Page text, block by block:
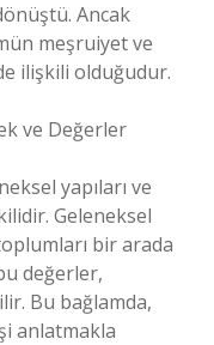
Ancak
meşruiyet ve
ilişkili olduğudur.
ve Değerler
yapıları ve
Geleneksel
bir arada
değerler,
Bu bağlamda,
anlatmakla